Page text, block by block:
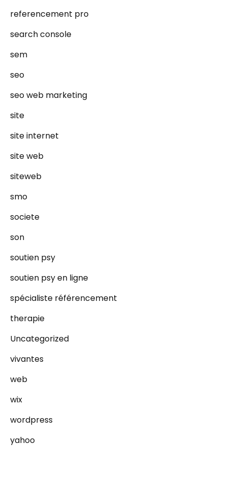
referencement pro
search console
sem
seo
seo web marketing
site
site internet
site web
siteweb
smo
societe
son
soutien psy
soutien psy en ligne
spécialiste référencement
therapie
Uncategorized
vivantes
web
wix
wordpress
yahoo